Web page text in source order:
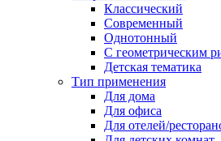
Классический
Современный
Однотонный
С геометрическим
Детская тематика
Тип применения
Для дома
Для офиса
Для отелей/